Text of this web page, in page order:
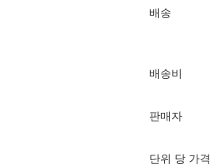
배송
배송비
판매자
단위 당 가격